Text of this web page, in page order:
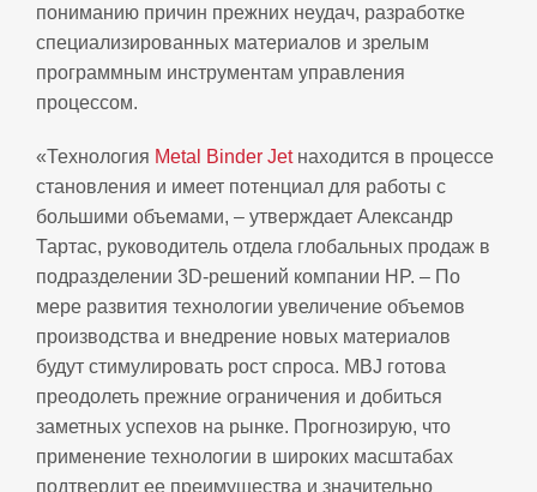
пониманию причин прежних неудач, разработке
специализированных материалов и зрелым
программным инструментам управления
процессом.
«Технология Metal Binder Jetнаходится в процессе
становления и имеет потенциал для работы с
большими объемами, – утверждает Александр
Тартас, руководитель отдела глобальных продаж в
подразделении 3D‑решений компании HP. – По
мере развития технологии увеличение объемов
производства и внедрение новых материалов
будут стимулировать рост спроса. MBJ готова
преодолеть прежние ограничения и добиться
заметных успехов на рынке. Прогнозирую, что
применение технологии в широких масштабах
подтвердит ее преимущества и значительно